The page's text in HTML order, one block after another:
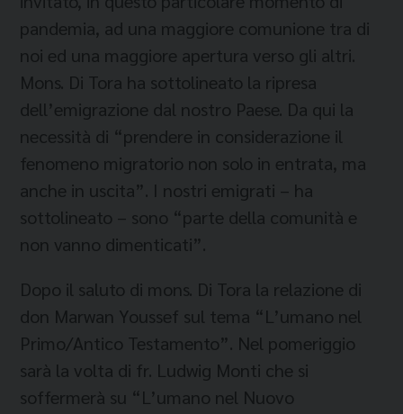
pandemia, ad una maggiore comunione tra di
noi ed una maggiore apertura verso gli altri.
Mons. Di Tora ha sottolineato la ripresa
dell’emigrazione dal nostro Paese. Da qui la
necessità di “prendere in considerazione il
fenomeno migratorio non solo in entrata, ma
anche in uscita”. I nostri emigrati – ha
sottolineato – sono “parte della comunità e
non vanno dimenticati”.
Dopo il saluto di mons. Di Tora la relazione di
don Marwan Youssef sul tema “L’umano nel
Primo/Antico Testamento”. Nel pomeriggio
sarà la volta di fr. Ludwig Monti che si
soffermerà su “L’umano nel Nuovo